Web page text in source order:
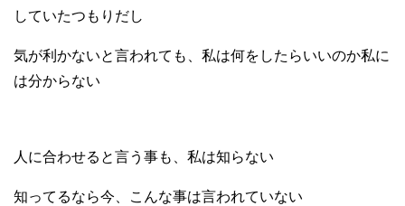
していたつもりだし
気が利かないと言われても、私は何をしたらいいのか私に
は分からない
人に合わせると言う事も、私は知らない
知ってるなら今、こんな事は言われていない